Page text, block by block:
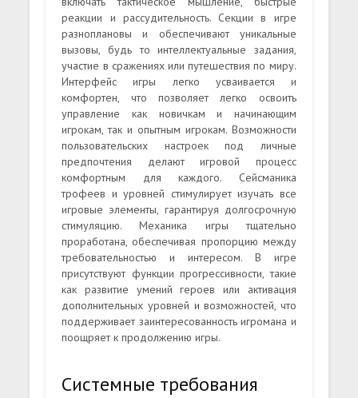
реакции и рассудительность. Секции в игре
разноплановы и обеспечивают уникальные
вызовы, будь то интеллектуальные задания,
участие в сражениях или путешествия по миру.
Интерфейс игры легко усваивается и
комфортен, что позволяет легко освоить
управление как новичкам и начинающим
игрокам, так и опытным игрокам. Возможности
пользовательских настроек под личные
предпочтения делают игровой процесс
комфортным для каждого. Сейсманика
трофеев и уровней стимулирует изучать все
игровые элементы, гарантируя долгосрочную
стимуляцию. Механика игры тщательно
проработана, обеспечивая пропорцию между
требовательностью и интересом. В игре
присутствуют функции прогрессивности, такие
как развитие умений героев или активация
дополнительных уровней и возможностей, что
поддерживает заинтересованность игромана и
поощряет к продолжению игры.
Системные требования